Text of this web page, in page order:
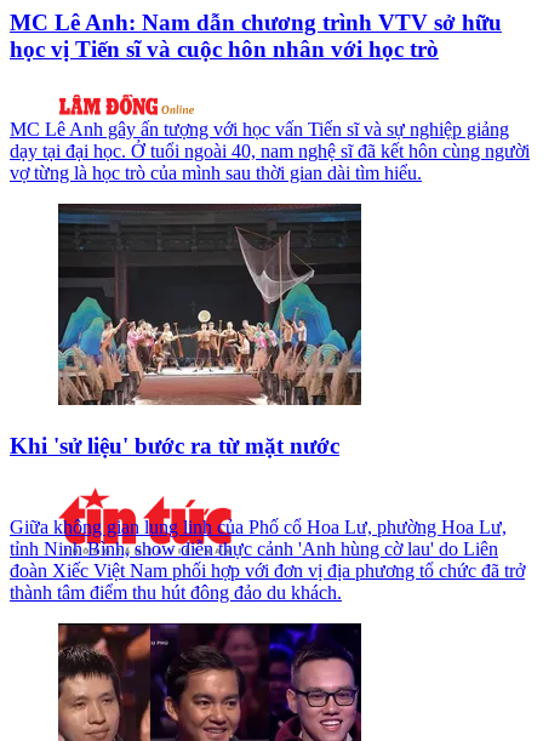
MC Lê Anh: Nam dẫn chương trình VTV sở hữu
học vị Tiến sĩ và cuộc hôn nhân với học trò
MC Lê Anh gây ấn tượng với học vấn Tiến sĩ và sự nghiệp giảng
dạy tại đại học. Ở tuổi ngoài 40, nam nghệ sĩ đã kết hôn cùng người
vợ từng là học trò của mình sau thời gian dài tìm hiểu.
Khi 'sử liệu' bước ra từ mặt nước
Giữa không gian lung linh của Phố cổ Hoa Lư, phường Hoa Lư,
tỉnh Ninh Bình, show diễn thực cảnh 'Anh hùng cờ lau' do Liên
đoàn Xiếc Việt Nam phối hợp với đơn vị địa phương tổ chức đã trở
thành tâm điểm thu hút đông đảo du khách.